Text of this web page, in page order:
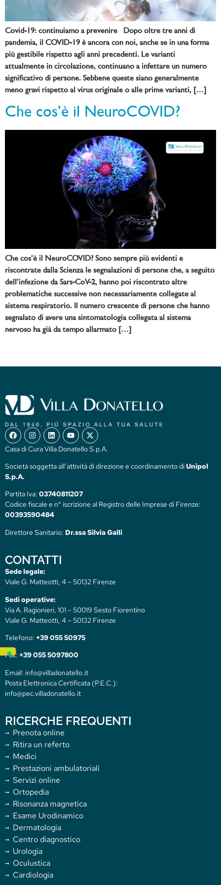
Covid-19: continuiamo a prevenire Dopo oltre tre anni di
pandemia, il COVID-19 è ancora con noi, anche se in una forma
più gestibile rispetto agli anni precedenti. Le varianti
attualmente in circolazione, continuano a infettare un numero
significativo di persone. Sebbene queste siano generalmente
meno gravi rispetto al virus originale o alle prime varianti, […]
Che cos’è il NeuroCOVID?
Che cos’è il NeuroCOVID? Sono sempre più evidenti e
riscontrate dalla Scienza le segnalazioni di persone che, a seguito
dell’infezione da Sars-CoV-2, hanno poi riscontrato altre
problematiche successive non necessariamente collegate al
sistema respiratorio. Il numero crescente di persone che hanno
segnalato di avere una sintomatologia collegata al sistema
nervoso ha già da tempo allarmato […]
Casa di Cura Villa Donatello S.p.A.
Società soggetta all’attività di direzione e coordinamento diUnipol
S.p.A.
Partita Iva: 03740811207
Codice fiscale e n° iscrizione al Registro delle Imprese di Firenze:
00393590484
Direttore Sanitario: Dr.ssa Silvia Galli
CONTATTI
Sede legale:
Viale G. Matteotti, 4 – 50132 Firenze
Sedi operative:
Via A. Ragionieri, 101 – 50019 Sesto Fiorentino
Viale G. Matteotti, 4 – 50132 Firenze
Telefono: +39 055 50975
Fax: +39 055 5097800
Email: info@villadonatello.it
Posta Elettronica Certificata (P.E.C.):
info@pec.villadonatello.it
RICERCHE FREQUENTI
Prenota online
Ritira un referto
Medici
Prestazioni ambulatoriali
Servizi online
Ortopedia
Risonanza magnetica
Esame Urodinamico
Dermatologia
Centro diagnostico
Urologia
Oculustica
Cardiologia